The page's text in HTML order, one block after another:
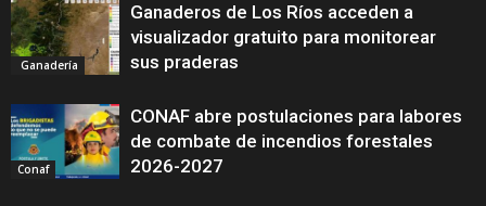
Ganadería
Ganaderos de Los Ríos acceden a
visualizador gratuito para monitorear
sus praderas
Conaf
CONAF abre postulaciones para labores
de combate de incendios forestales
2026-2027